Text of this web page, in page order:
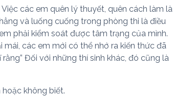
các em quên lý thuyết, quên cách làm là
và luống cuống trong phòng thi là điều
phải kiểm soát được tâm trạng của mình.
các em mới có thể nhớ ra kiến thức đã
Đối với những thí sinh khác, đó cũng là
không biết.